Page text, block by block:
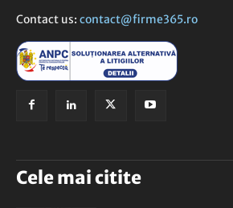
Contact us: contact@firme365.ro
Cele mai citite